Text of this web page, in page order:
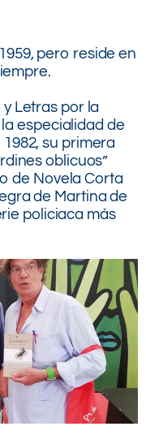
pero reside en
Letras por la
especialidad de
su primera
oblicuos”
de Novela Corta
de Martina de
policiaca más